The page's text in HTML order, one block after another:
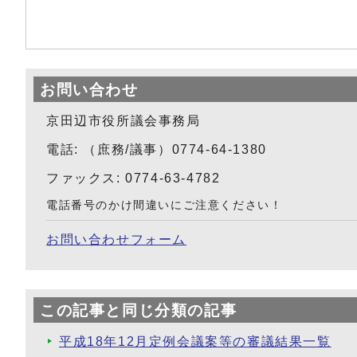
お問い合わせ
京田辺市役所議会事務局
電話: （庶務/議事）0774-64-1380
ファックス: 0774-63-4782
電話番号のかけ間違いにご注意ください！
お問い合わせフォーム
この記事と同じ分類の記事
平成18年12月定例会議案等の審議結果一覧